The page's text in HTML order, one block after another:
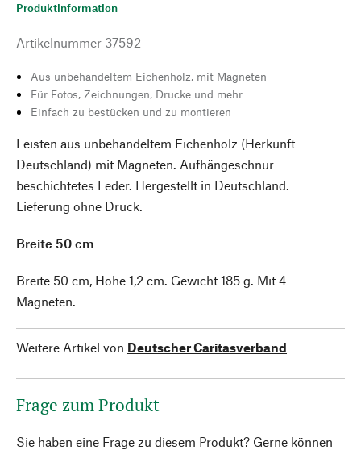
Produktinformation
Artikelnummer 37592
Aus unbehandeltem Eichenholz, mit Magneten
Für Fotos, Zeichnungen, Drucke und mehr
Einfach zu bestücken und zu montieren
Leisten aus unbehandeltem Eichenholz (Herkunft
Deutschland) mit Magneten. Aufhängeschnur
beschichtetes Leder. Hergestellt in Deutschland.
Lieferung ohne Druck.
Breite 50 cm
Breite 50 cm, Höhe 1,2 cm. Gewicht 185 g. Mit 4
Magneten.
Weitere Artikel von Deutscher Caritasverband
Frage zum Produkt
Sie haben eine Frage zu diesem Produkt? Gerne können